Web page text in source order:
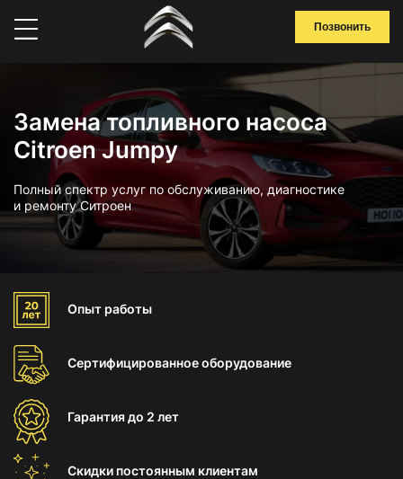
Позвонить
Замена топливного насоса
Citroen Jumpy
Полный спектр услуг по обслуживанию, диагностике
и ремонту Ситроен
Опыт работы
Сертифицированноеоборудование
Гарантиядо 2 лет
Скидки постоянным клиентам